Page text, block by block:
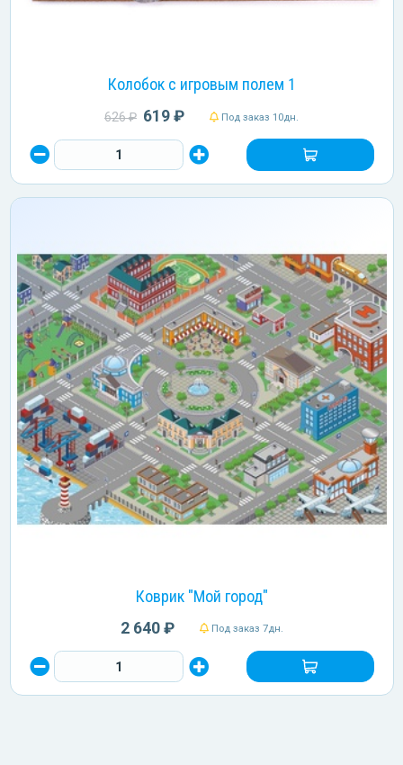
Колобок с игровым полем 1
626 ₽ 619 ₽ Под заказ 10дн.
Коврик "Мой город"
2 640 ₽ Под заказ 7дн.